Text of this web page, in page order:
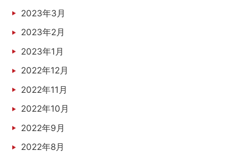
2023年3月
2023年2月
2023年1月
2022年12月
2022年11月
2022年10月
2022年9月
2022年8月